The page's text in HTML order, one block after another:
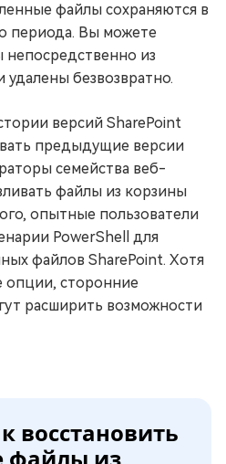
файлы сохраняются в
периода. Вы можете
непосредственно из
безвозвратно.
версий SharePoint
предыдущие версии
семейства веб-
файлы из корзины
опытные пользователи
PowerShell для
файлов SharePoint. Хотя
опции, сторонние
расширить возможности
восстановить